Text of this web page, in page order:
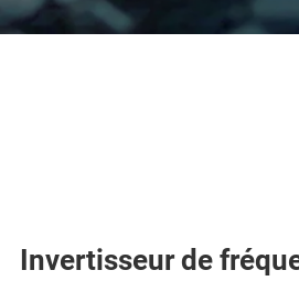
Invertisseur de